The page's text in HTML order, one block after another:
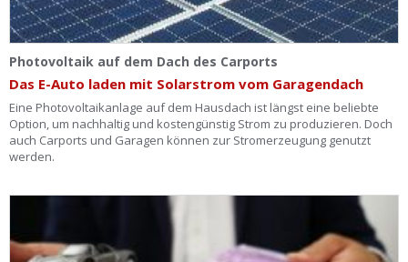
Photovoltaik auf dem Dach des Carports
Das E-Auto laden mit Solarstrom vom Garagendach
Eine Photovoltaikanlage auf dem Hausdach ist längst eine beliebte
Option, um nachhaltig und kostengünstig Strom zu produzieren. Doch
auch Carports und Garagen können zur Stromerzeugung genutzt
werden.